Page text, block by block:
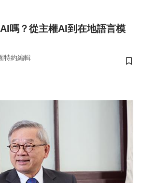
嗎？從主權AI到在地語言模
特約編輯
儲